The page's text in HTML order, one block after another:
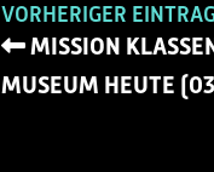
VORHERIGER
MISSION
MUSEUM HEUTE